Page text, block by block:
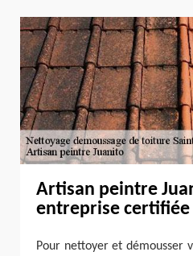
Artisan peintre
entreprise certifiée
Pour nettoyer et démousser